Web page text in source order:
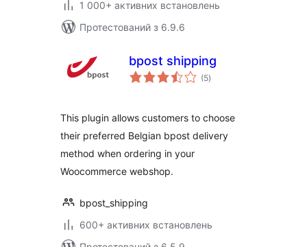
1 000+ активних встановлень
Протестований з 6.9.6
bpost shipping
(5загальний
рейтинг
)
This plugin allows customers to choose
their preferred Belgian bpost delivery
method when ordering in your
Woocommerce webshop.
bpost_shipping
600+ активних встановлень